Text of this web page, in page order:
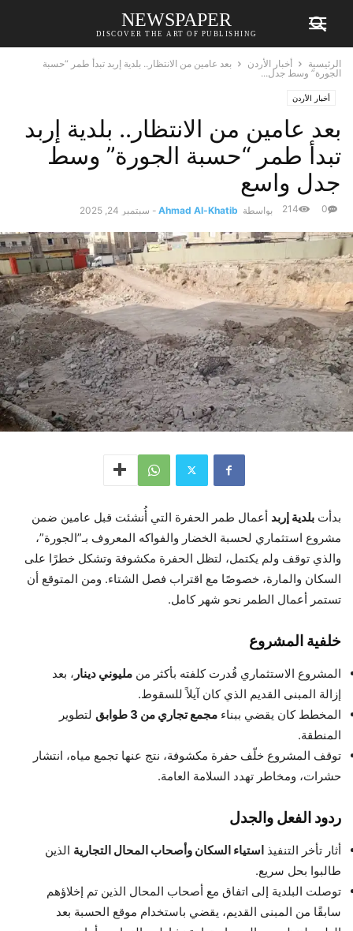
NEWSPAPER
DISCOVER THE ART OF PUBLISHING
الرئيسية أخبار الأردن
بعد عامين من الانتظار.. بلدية إربد تبدأ طمر “حسبة
الجورة” وسط جدل...
أخبار الأردن
بعد عامين من الانتظار.. بلدية إربد
تبدأ طمر “حسبة الجورة” وسط
جدل واسع
بواسطة Ahmad Al-Khatib
- سبتمبر 24, 2025 0
214
بدأت بلدية إربد أعمال طمر الحفرة التي أُنشئت قبل عامين ضمن
مشروع استثماري لحسبة الخضار والفواكه المعروف بـ”الجورة”،
والذي توقف ولم يكتمل، لتظل الحفرة مكشوفة وتشكل خطرًا على
السكان والمارة، خصوصًا مع اقتراب فصل الشتاء. ومن المتوقع أن
تستمر أعمال الطمر نحو شهر كامل.
خلفية المشروع
المشروع الاستثماري قُدرت كلفته بأكثر من مليوني دينار ، بعد
إزالة المبنى القديم الذي كان آيلاً للسقوط.
المخطط كان يقضي ببناء مجمع تجاري من 3 طوابق
لتطوير
المنطقة.
توقف المشروع خلّف حفرة مكشوفة، نتج عنها تجمع مياه، انتشار
حشرات، ومخاطر تهدد السلامة العامة.
ردود الفعل والجدل
أثار تأخر التنفيذ استياء السكان وأصحاب المحال التجارية الذين
طالبوا بحل سريع.
توصلت البلدية إلى اتفاق مع أصحاب المحال الذين تم إخلاؤهم
سابقًا من المبنى القديم، يقضي باستخدام موقع الحسبة بعد